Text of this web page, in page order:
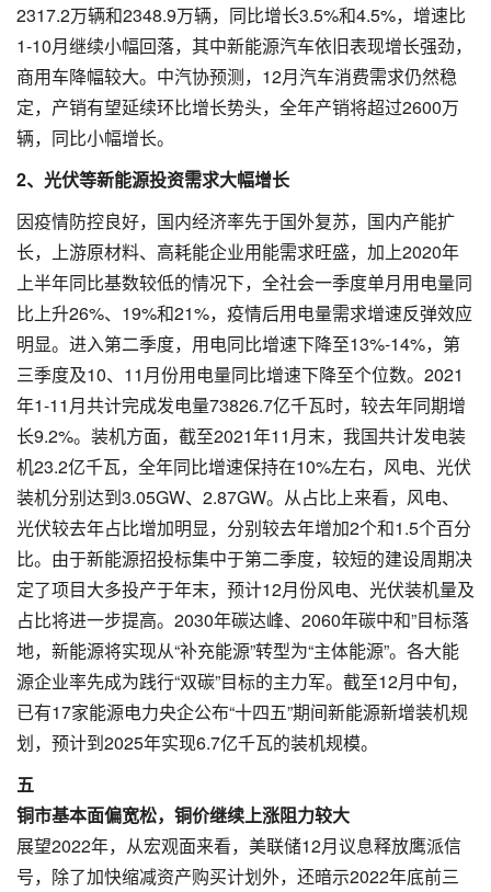
2317.2万辆和2348.9万辆，同比增长3.5%和4.5%，增速比
1-10月继续小幅回落，其中新能源汽车依旧表现增长强劲，
商用车降幅较大。中汽协预测，12月汽车消费需求仍然稳
定，产销有望延续环比增长势头，全年产销将超过2600万
辆，同比小幅增长。
2、光伏等新能源投资需求大幅增长
因疫情防控良好，国内经济率先于国外复苏，国内产能扩
长，上游原材料、高耗能企业用能需求旺盛，加上2020年
上半年同比基数较低的情况下，全社会一季度单月用电量同
比上升26%、19%和21%，疫情后用电量需求增速反弹效应
明显。进入第二季度，用电同比增速下降至13%-14%，第
三季度及10、11月份用电量同比增速下降至个位数。2021
年1-11月共计完成发电量73826.7亿千瓦时，较去年同期增
长9.2%。装机方面，截至2021年11月末，我国共计发电装
机23.2亿千瓦，全年同比增速保持在10%左右，风电、光伏
装机分别达到3.05GW、2.87GW。从占比上来看，风电、
光伏较去年占比增加明显，分别较去年增加2个和1.5个百分
比。由于新能源招投标集中于第二季度，较短的建设周期决
定了项目大多投产于年末，预计12月份风电、光伏装机量及
占比将进一步提高。2030年碳达峰、2060年碳中和”目标落
地，新能源将实现从“补充能源”转型为“主体能源”。各大能
源企业率先成为践行“双碳”目标的主力军。截至12月中旬，
已有17家能源电力央企公布“十四五”期间新能源新增装机规
划，预计到2025年实现6.7亿千瓦的装机规模。
五
铜市基本面偏宽松，铜价继续上涨阻力较大
展望2022年，从宏观面来看，美联储12月议息释放鹰派信
号，除了加快缩减资产购买计划外，还暗示2022年底前三